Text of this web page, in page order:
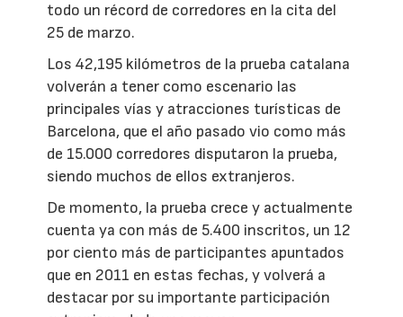
todo un récord de corredores en la cita del
25 de marzo.
Los 42,195 kilómetros de la prueba catalana
volverán a tener como escenario las
principales vías y atracciones turísticas de
Barcelona, que el año pasado vio como más
de 15.000 corredores disputaron la prueba,
siendo muchos de ellos extranjeros.
De momento, la prueba crece y actualmente
cuenta ya con más de 5.400 inscritos, un 12
por ciento más de participantes apuntados
que en 2011 en estas fechas, y volverá a
destacar por su importante participación